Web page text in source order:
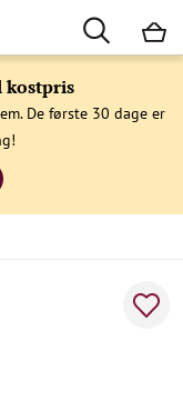
kostpris
De første 30 dage er